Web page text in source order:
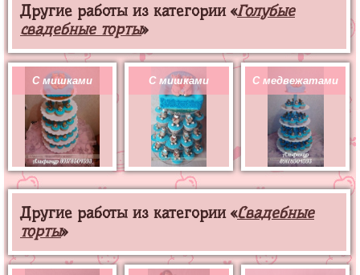
Другие работы из категории «Голубые
свадебные торты»
С мишками С мишками С медвежатами
Другие работы из категории «Свадебные
торты»